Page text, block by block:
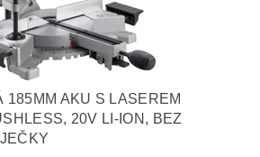
185MM AKU S LASEREM
20V LI-ION, BEZ